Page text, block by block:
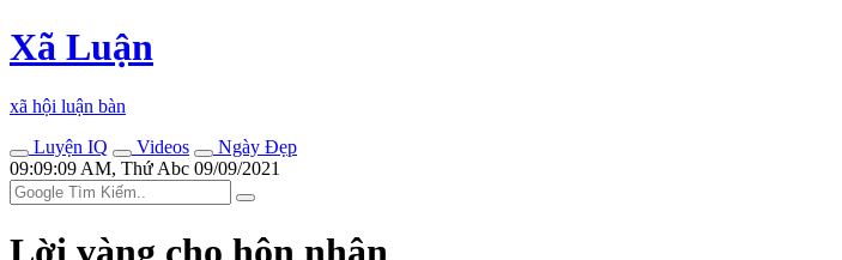
Xã Luận
xã hội luận bàn
Luyện IQ
Videos
Ngày Đẹp
09:09:09 AM, Thứ Abc 09/09/2021